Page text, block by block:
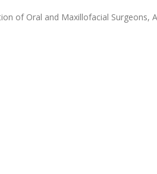
of Oral and Maxillofacial Surgeons,